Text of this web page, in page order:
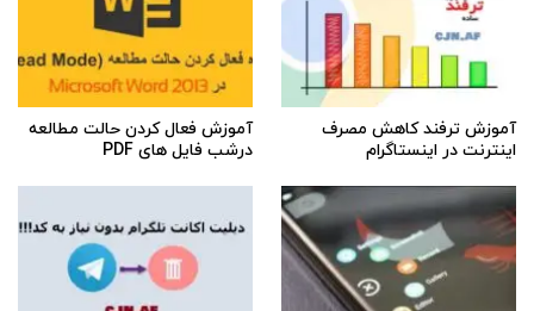
آموزش ترفند کاهش مصرف
اینترنت در اینستاگرام
آموزش فعال کردن حالت مطالعه
درشب فایل های PDF